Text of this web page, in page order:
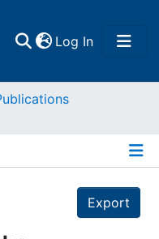
Log In(current)
Export